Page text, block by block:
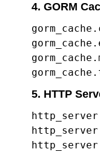
4. GORM
5. HTTP